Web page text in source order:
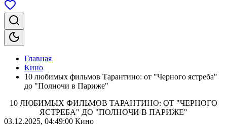
Главная
Кино
10 любимых фильмов Тарантино: от "Черного ястреба"
до "Полночи в Париже"
10 ЛЮБИМЫХ ФИЛЬМОВ ТАРАНТИНО: ОТ "ЧЕРНОГО
ЯСТРЕБА" ДО "ПОЛНОЧИ В ПАРИЖЕ"
03.12.2025, 04:49:00 Кино